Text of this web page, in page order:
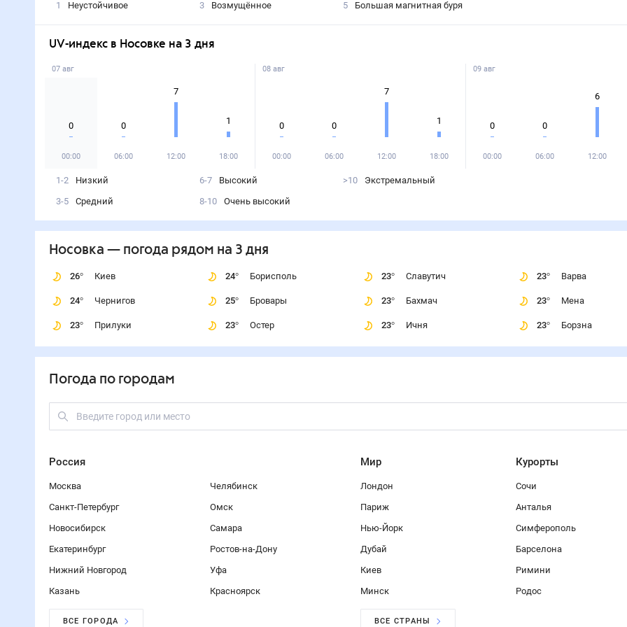
1
Неустойчивое
3
Возмущённое
5
Большая магнитная буря
UV-индекс в Носовке на 3 дня
07 авг
0
00:00
0
06:00
7
12:00
1
18:00
08 авг
0
00:00
0
06:00
7
12:00
1
18:00
09 авг
0
00:00
0
06:00
6
12:00
1-2
Низкий
3-5
Средний
6-7
Высокий
8-10
Очень высокий
>10 Экстремальный
Носовка — погода рядом на 3 дня
26° Киев
24° Чернигов
23° Прилуки
24° Борисполь
25° Бровары
23° Остер
23° Славутич
23° Бахмач
23° Ичня
23° Варва
23° Мена
23° Борзна
Погода по городам
Россия
Москва
Санкт-Петербург
Новосибирск
Екатеринбург
Нижний Новгород
Казань
Челябинск
Омск
Самара
Ростов-на-Дону
Уфа
Красноярск
ВСЕ ГОРОДА
Мир
Лондон
Париж
Нью-Йорк
Дубай
Киев
Минск
Курорты
Сочи
Анталья
Симферополь
Барселона
Римини
Родос
ВСЕ СТРАНЫ